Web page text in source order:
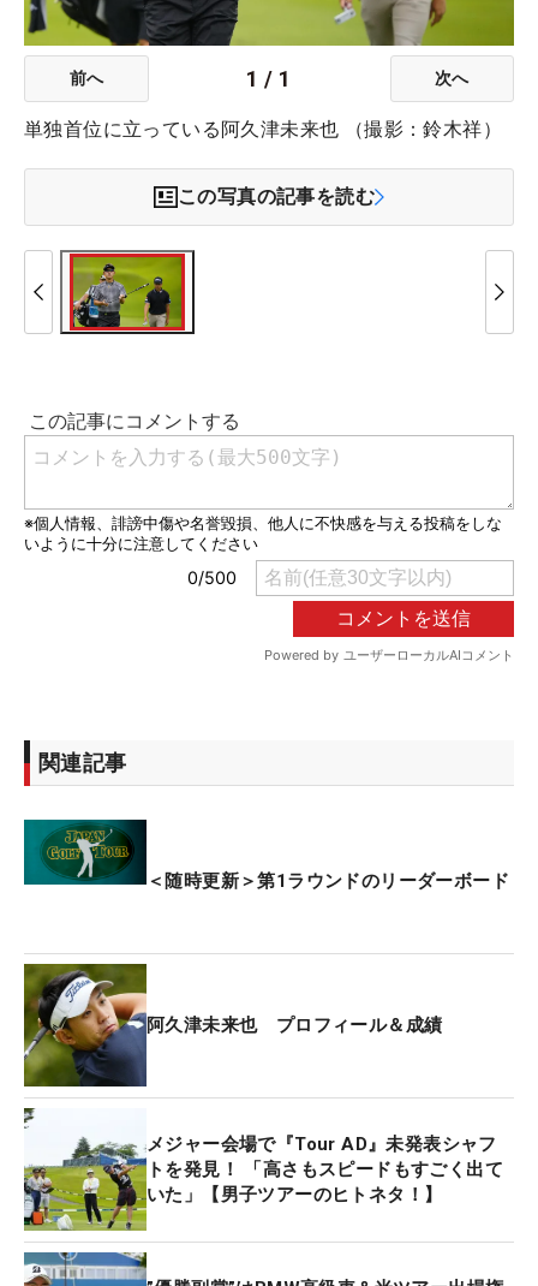
前へ 1 / 1 次へ
単独首位に立っている阿久津未来也 （撮影：鈴木祥）
この写真の記事を読む
関連記事
＜随時更新＞第1ラウンドのリーダーボード
阿久津未来也 プロフィール＆成績
メジャー会場で『Tour AD』未発表シャフ
トを発見！ 「高さもスピードもすごく出て
いた」【男子ツアーのヒトネタ！】